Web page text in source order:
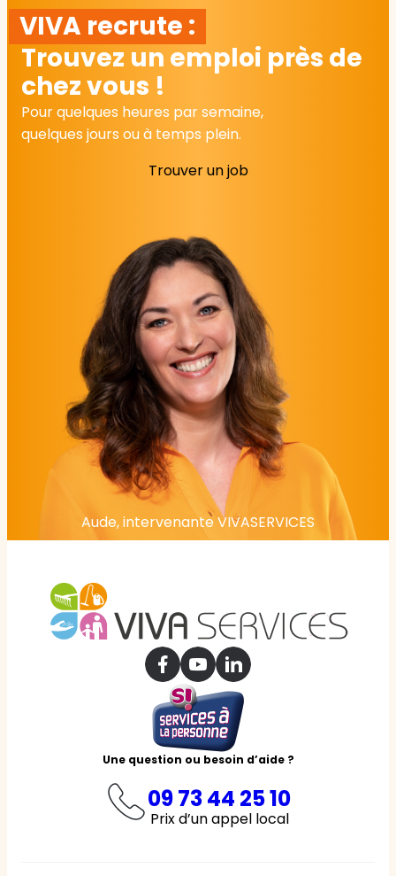
VIVA recrute :
Trouvez un emploi près de
chez vous !
Pour quelques heures par semaine,
quelques jours ou à temps plein.
Trouver un job
Aude, intervenante VIVASERVICES
Une question ou besoin d’aide ?
09 73 44 25 10
Prix d’un appel local